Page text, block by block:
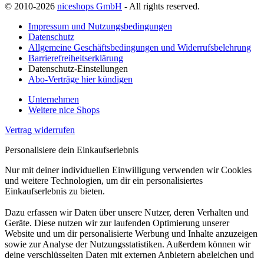
© 2010-2026 niceshops GmbH - All rights reserved.
Impressum und Nutzungsbedingungen
Datenschutz
Allgemeine Geschäftsbedingungen und Widerrufsbelehrung
Barrierefreiheitserklärung
Datenschutz-Einstellungen
Abo-Verträge hier kündigen
Unternehmen
Weitere nice Shops
Vertrag widerrufen
Personalisiere dein Einkaufserlebnis
Nur mit deiner individuellen Einwilligung verwenden wir Cookies
und weitere Technologien, um dir ein personalisiertes
Einkaufserlebnis zu bieten.
Dazu erfassen wir Daten über unsere Nutzer, deren Verhalten und
Geräte. Diese nutzen wir zur laufenden Optimierung unserer
Website und um dir personalisierte Werbung und Inhalte anzuzeigen
sowie zur Analyse der Nutzungsstatistiken. Außerdem können wir
deine verschlüsselten Daten mit externen Anbietern abgleichen und